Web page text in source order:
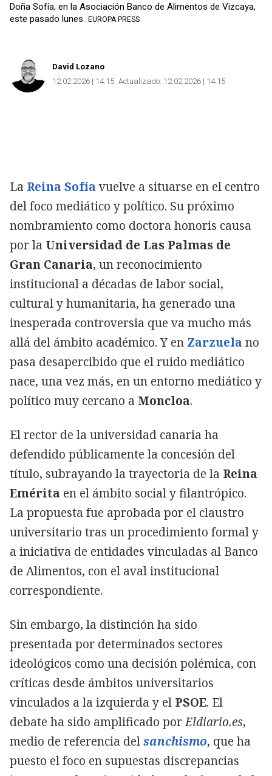
Doña Sofía, en la Asociación Banco de Alimentos de Vizcaya,
este pasado lunes. EUROPA PRESS
David Lozano
12.02.2026 | 14:15 Actualizado: 12.02.2026 | 14:15
La Reina Sofía vuelve a situarse en el centro
del foco mediático y político. Su próximo
nombramiento como doctora honoris causa
por la Universidad de Las Palmas de
Gran Canaria, un reconocimiento
institucional a décadas de labor social,
cultural y humanitaria, ha generado una
inesperada controversia que va mucho más
allá del ámbito académico. Y en Zarzuela no
pasa desapercibido que el ruido mediático
nace, una vez más, en un entorno mediático y
político muy cercano a Moncloa.
El rector de la universidad canaria ha
defendido públicamente la concesión del
título, subrayando la trayectoria de la Reina
Emérita en el ámbito social y filantrópico.
La propuesta fue aprobada por el claustro
universitario tras un procedimiento formal y
a iniciativa de entidades vinculadas al Banco
de Alimentos, con el aval institucional
correspondiente.
Sin embargo, la distinción ha sido
presentada por determinados sectores
ideológicos como una decisión polémica, con
críticas desde ámbitos universitarios
vinculados a la izquierda y el PSOE. El
debate ha sido amplificado porEldiario.es,
medio de referencia delsanchismo, que ha
puesto el foco en supuestas discrepancias